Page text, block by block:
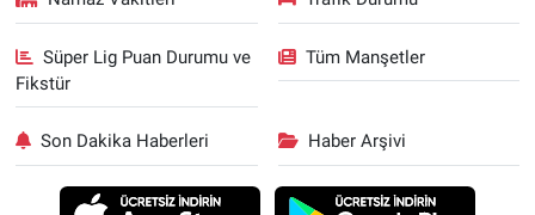
Süper Lig Puan Durumu ve
Fikstür
Tüm Manşetler
Son Dakika Haberleri Haber Arşivi